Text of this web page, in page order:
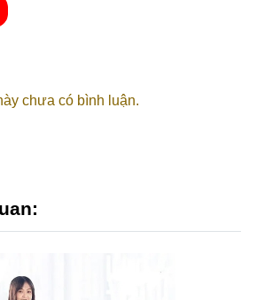
chưa có bình luận.